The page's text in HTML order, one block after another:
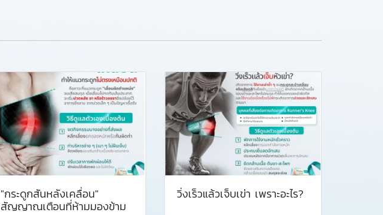
"กระดูกสันหลังเคลื่อน"
สัญญาณเตือนที่ห้ามมองข้าม
วิ่งเร็วแล้วเจ็บเข่า เพราะอะไร?